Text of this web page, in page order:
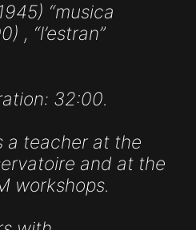
“musica
, “l’estran”
32:00.
a teacher at the
and at the
workshops.